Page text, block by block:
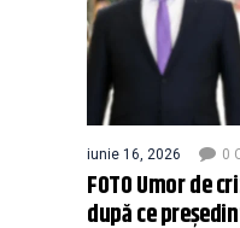
iunie 16, 2026 0
FOTO Umor de
după ce